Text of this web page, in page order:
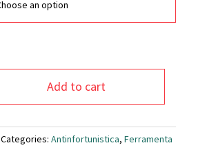
Add to cart
Categories: Antinfortunistica, Ferramenta